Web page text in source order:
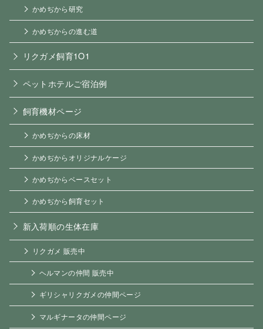
かめぢから研究
かめぢからの進む道
リクガメ飼育1O1
ペットホテルご宿泊例
飼育機材ページ
かめぢからの床材
かめぢからオリジナルケージ
かめぢからベースセット
かめぢから飼育セット
新入荷順の生体在庫
リクガメ 販売中
ヘルマンの仲間 販売中
ギリシャリクガメの仲間ページ
マルギナータの仲間ページ